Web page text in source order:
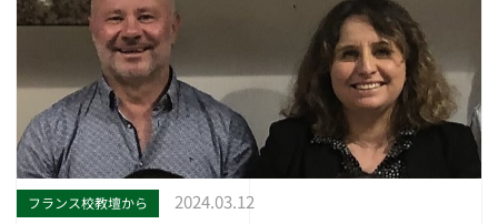
フランス校教壇から 2024.03.12